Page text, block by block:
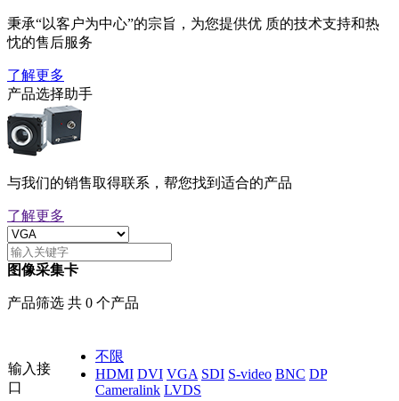
秉承“以客户为中心”的宗旨，为您提供优 质的技术支持和热
忱的售后服务
了解更多
产品选择助手
与我们的销售取得联系，帮您找到适合的产品
了解更多
图像采集卡
产品筛选 共 0 个产品
输入接
口
不限
HDMI DVI VGA SDI S-video BNC DP
Cameralink LVDS